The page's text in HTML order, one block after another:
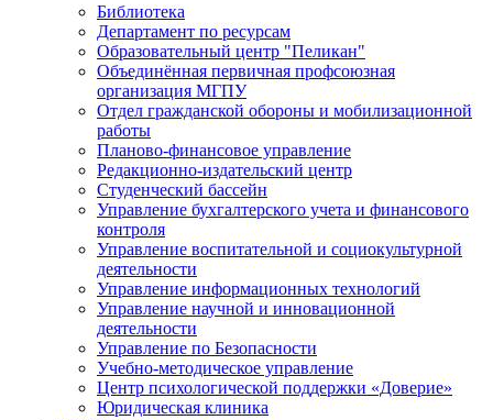
Библиотека
Департамент по ресурсам
Образовательный центр "Пеликан"
Объединённая первичная профсоюзная
организация МГПУ
Отдел гражданской обороны и мобилизационной
работы
Планово-финансовое управление
Редакционно-издательский центр
Студенческий бассейн
Управление бухгалтерского учета и финансового
контроля
Управление воспитательной и социокультурной
деятельности
Управление информационных технологий
Управление научной и инновационной
деятельности
Управление по Безопасности
Учебно-методическое управление
Центр психологической поддержки «Доверие»
Юридическая клиника